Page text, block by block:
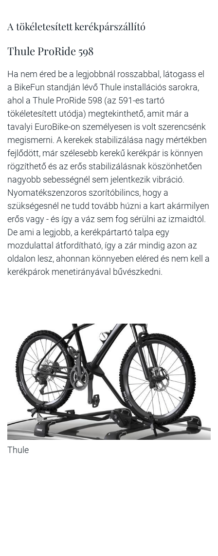
A tökéletesített kerékpárszállító
Thule ProRide 598
Ha nem éred be a legjobbnál rosszabbal, látogass el
a BikeFun standján lévő Thule installációs sarokra,
ahol a Thule ProRide 598 (az 591-es tartó
tökéletesített utódja) megtekinthető, amit már a
tavalyi EuroBike-on személyesen is volt szerencsénk
megismerni. A kerekek stabilizálása nagy mértékben
fejlődött, már szélesebb kerekű kerékpár is könnyen
rögzíthető és az erős stabilizálásnak köszönhetően
nagyobb sebességnél sem jelentkezik vibráció.
Nyomatékszenzoros szorítóbilincs, hogy a
szükségesnél ne tudd tovább húzni a kart akármilyen
erős vagy - és így a váz sem fog sérülni az izmaidtól.
De ami a legjobb, a kerékpártartó talpa egy
mozdulattal átfordítható, így a zár mindig azon az
oldalon lesz, ahonnan könnyeben eléred és nem kell a
kerékpárok menetirányával bűvészkedni.
Thule